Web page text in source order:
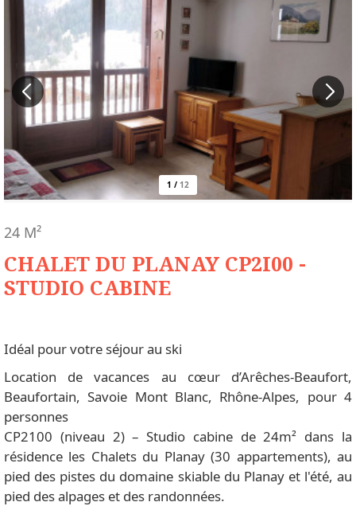
1 / 12
CHALET DU PLANAY CP2I00 -
STUDIO CABINE
24 M²
Idéal pour votre séjour au ski
Location de vacances au cœur d’Arêches-Beaufort,
Beaufortain, Savoie Mont Blanc, Rhône-Alpes, pour 4
personnes
CP2100 (niveau 2) – Studio cabine de 24m² dans la
résidence les Chalets du Planay (30 appartements), au
pied des pistes du domaine skiable du Planay et l'été, au
pied des alpages et des randonnées.